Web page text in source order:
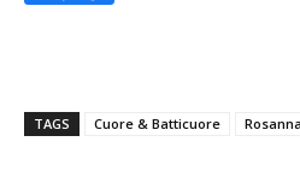
TAGS Cuore & Batticuore